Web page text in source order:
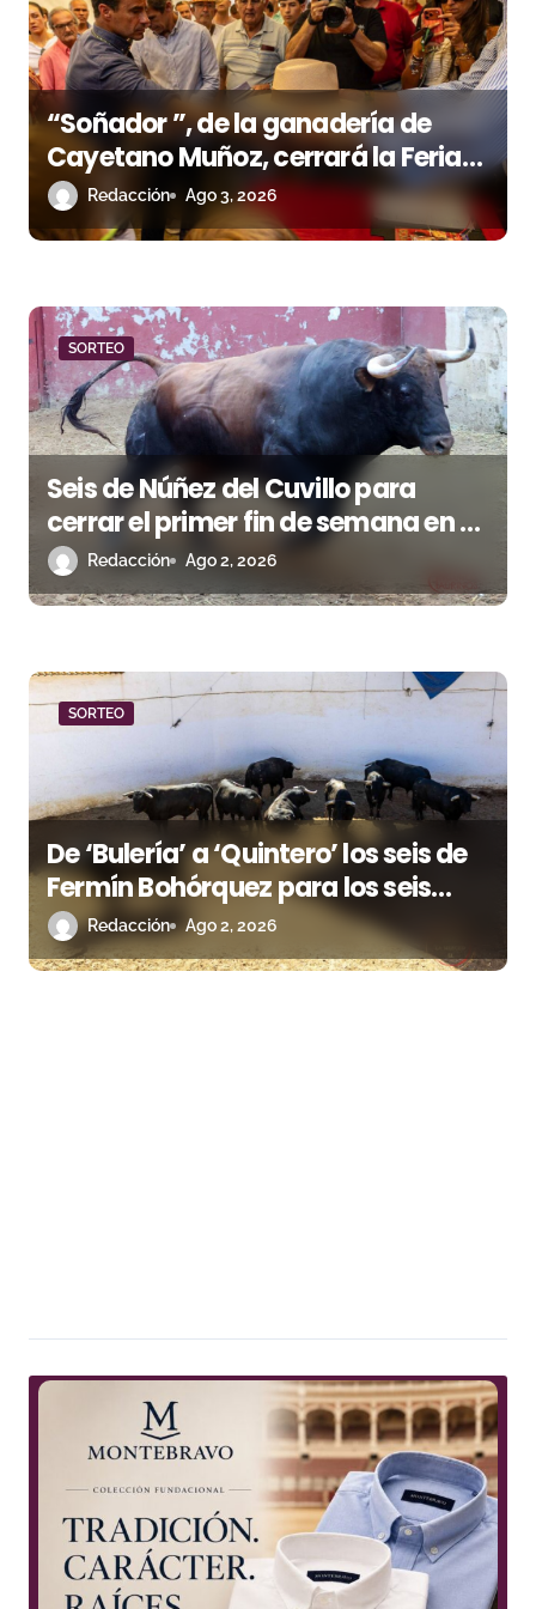
d
e
e
n
t
a
d
a
s
“Soñador ”, de la ganadería de
Cayetano Muñoz, cerrará la Feria
de las Colombinas 2026
Redacción Ago 3, 2026
SORTEO
Seis de Núñez del Cuvillo para
cerrar el primer fin de semana en El
Puerto de Santa María
Redacción Ago 2, 2026
SORTEO
De ‘Bulería’ a ‘Quintero’ los seis de
Fermín Bohórquez para los seis
rejoneadores esta tarde en Huelva
Redacción Ago 2, 2026